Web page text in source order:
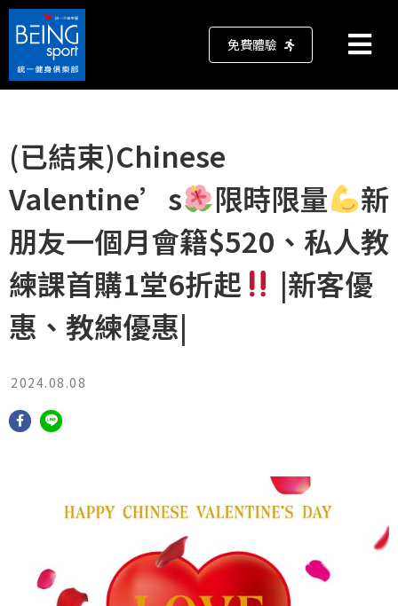
免費體驗
(已結束)Chinese
Valentine’s
限時限量
新
朋友一個月會籍$520、私人教
練課首購1堂6折起
|新客優
惠、教練優惠|
2024.08.08